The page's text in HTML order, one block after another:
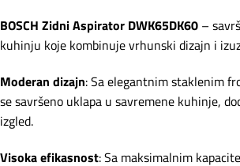
BOSCH Zidni Aspirator DWK65DK60 –
kuhinju koje kombinuje vrhunski dizajn i
Moderan dizajn: Sa elegantnim staklenim
se savršeno uklapa u savremene kuhinje,
izgled.
Visoka efikasnost: Sa maksimalnim